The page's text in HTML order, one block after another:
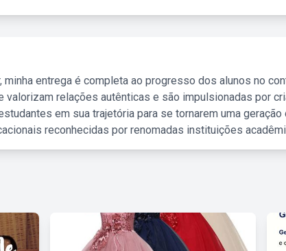
minha entrega é completa ao progresso dos alunos no
valorizam relações autênticas e são impulsionadas por
em sua trajetória para se tornarem uma
reconhecidas por renomadas instituições